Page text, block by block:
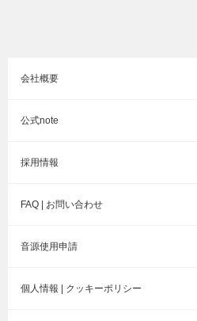
会社概要
公式note
採用情報
FAQ | お問い合わせ
音源使用申請
個人情報 | クッキーポリシー